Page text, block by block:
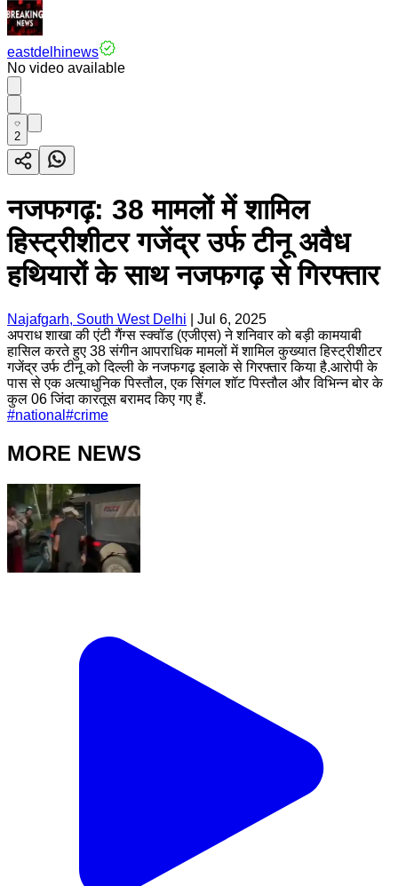
eastdelhinews
No video available
2
नजफगढ़: 38 मामलों में शामिल
हिस्ट्रीशीटर गजेंद्र उर्फ टीनू अवैध
हथियारों के साथ नजफगढ़ से गिरफ्तार
Najafgarh, South West Delhi
Jul 6, 2025
अपराध शाखा की एंटी गैंग्स स्क्वॉड (एजीएस) ने शनिवार को बड़ी कामयाबी
हासिल करते हुए 38 संगीन आपराधिक मामलों में शामिल कुख्यात हिस्ट्रीशीटर
गजेंद्र उर्फ टीनू को दिल्ली के नजफगढ़ इलाके से गिरफ्तार किया है.आरोपी के
पास से एक अत्याधुनिक पिस्तौल, एक सिंगल शॉट पिस्तौल और विभिन्न बोर के
कुल 06 जिंदा कारतूस बरामद किए गए हैं.
#national #crime
MORE NEWS